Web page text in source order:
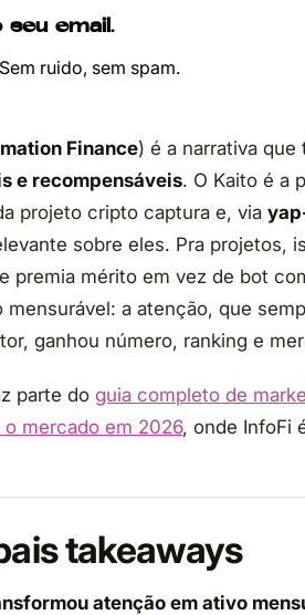
email.
ruido, sem spam.
Finance) é a narrativa que
e recompensáveis. O Kaito é a
projeto cripto captura e, via
sobre eles. Pra projetos,
premia mérito em vez de bot
mensurável: a atenção, que
ganhou número, ranking e
parte do guia completo de
mercado em 2026, onde InfoFi
takeaways
atenção em ativo